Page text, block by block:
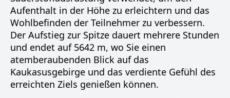
Aufenthalt in der Höhe zu erleichtern und das
Wohlbefinden der Teilnehmer zu verbessern.
Der Aufstieg zur Spitze dauert mehrere Stunden
und endet auf 5642 m, wo Sie einen
atemberaubenden Blick auf das
Kaukasusgebirge und das verdiente Gefühl des
erreichten Ziels genießen können.